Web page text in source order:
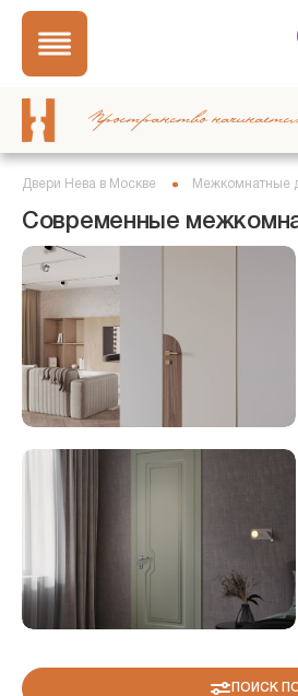
Пространство
Двери Нева в Москве Межкомнатные
Современные
ПОИСК